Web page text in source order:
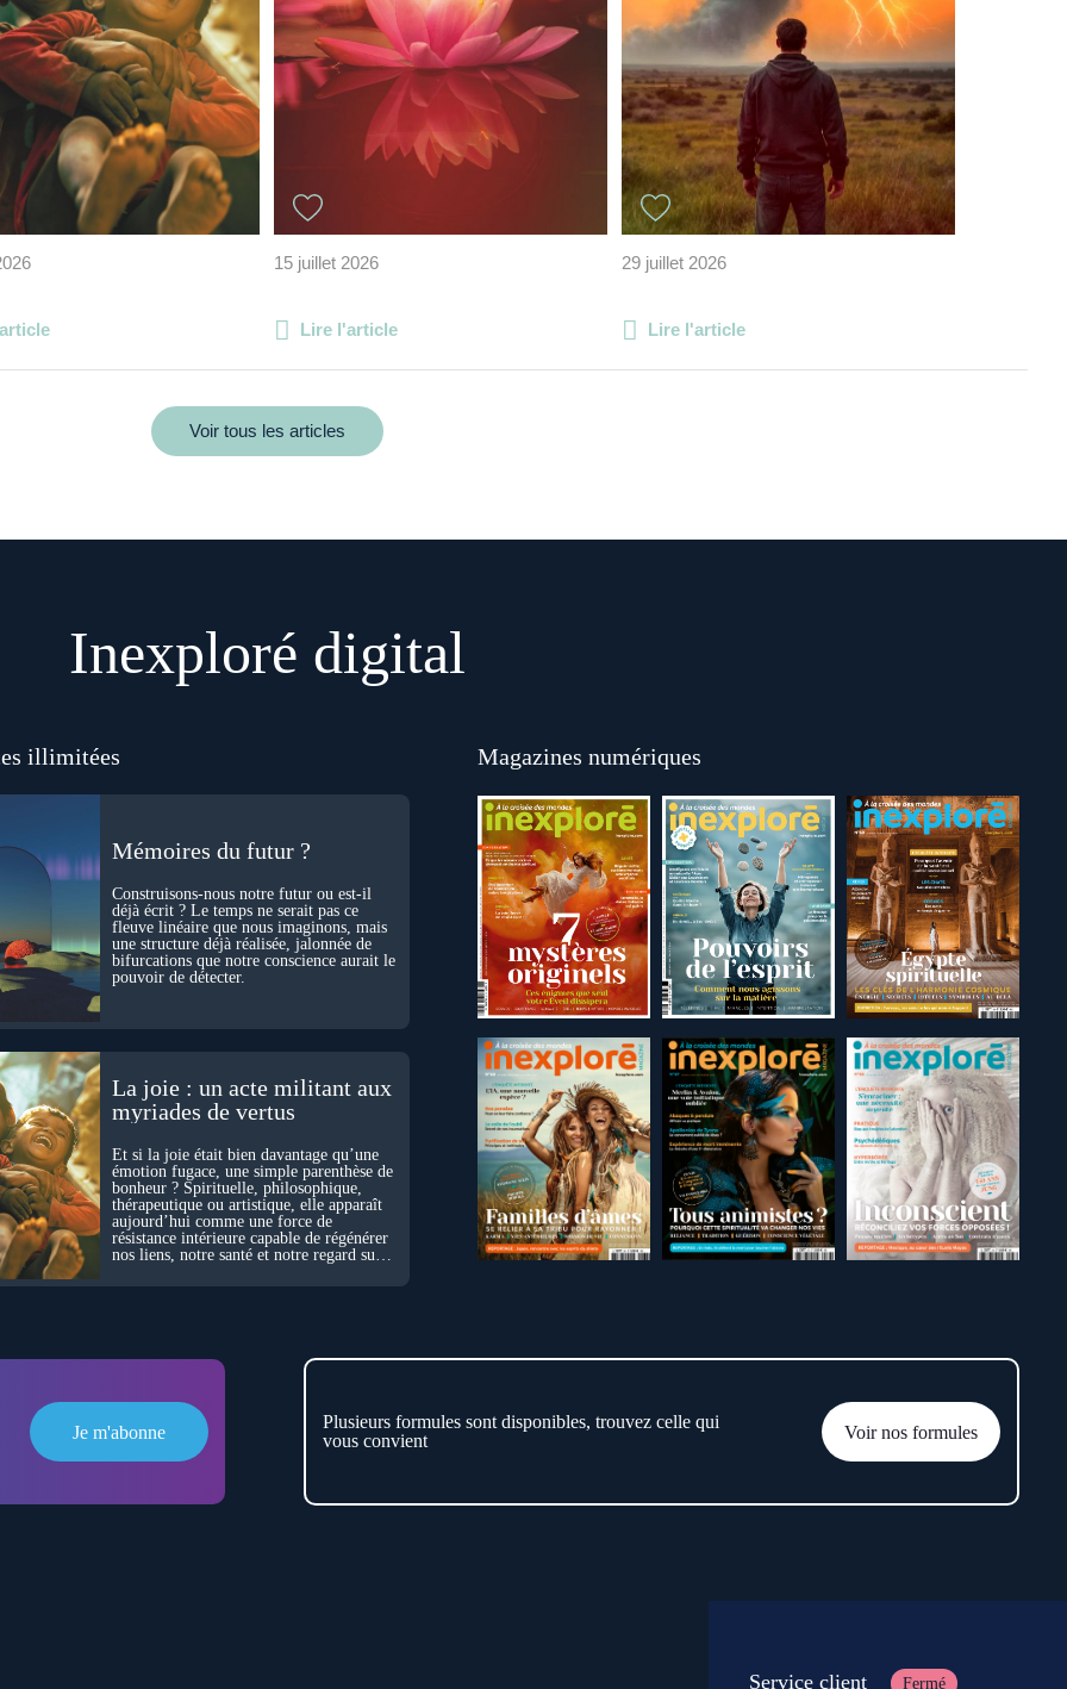
15 juillet 2026
Lire l'article
29 juillet 2026
Lire l'article
Voir tous les articles
Inexploré digital
illimitées
Mémoires du futur ?
Construisons-nous notre futur ou est-il
déjà écrit ? Le temps ne serait pas ce
fleuve linéaire que nous imaginons, mais
une structure déjà réalisée, jalonnée de
bifurcations que notre conscience aurait le
pouvoir de détecter.
La joie : un acte militant aux
myriades de vertus
Et si la joie était bien davantage qu’une
émotion fugace, une simple parenthèse de
bonheur ? Spirituelle, philosophique,
thérapeutique ou artistique, elle apparaît
aujourd’hui comme une force de
résistance intérieure capable de régénérer
nos liens, notre santé et notre regard sur
Magazines numériques
Je m'abonne
Plusieurs formules sont disponibles, trouvez celle qui
vous convient
Voir nos formules
Service client Fermé